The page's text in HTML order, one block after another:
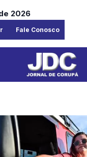
2026
Fale Conosco